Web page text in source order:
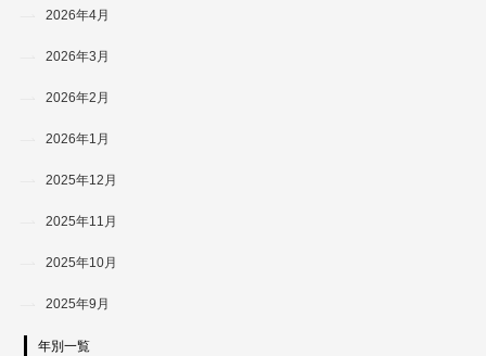
2026年4月
2026年3月
2026年2月
2026年1月
2025年12月
2025年11月
2025年10月
2025年9月
年別一覧